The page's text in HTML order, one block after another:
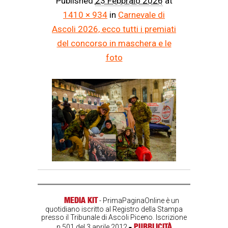
1410 × 934 in Carnevale di
Ascoli 2026, ecco tutti i premiati
del concorso in maschera e le
foto
MEDIA KIT- PrimaPaginaOnline è un
quotidiano iscritto al Registro della Stampa
presso il Tribunale di Ascoli Piceno. Iscrizione